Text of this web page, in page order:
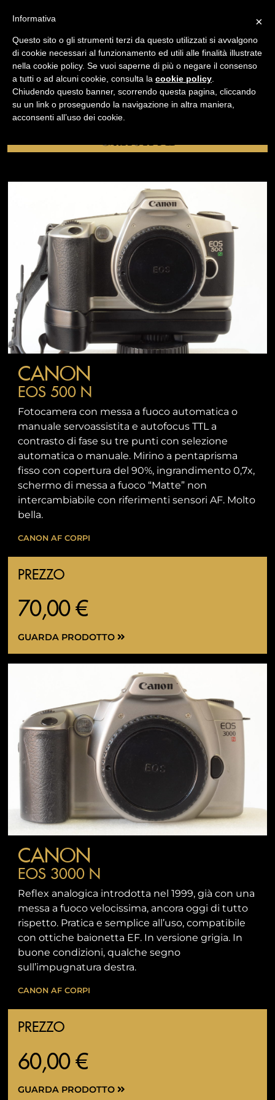
/ USATO CANON AF
NAVIGAZIONE
CANON
EOS 500 N
Fotocamera con messa a fuoco automatica o
manuale servoassistita e autofocus TTL a
contrasto di fase su tre punti con selezione
automatica o manuale. Mirino a pentaprisma
fisso con copertura del 90%, ingrandimento 0,7x,
schermo di messa a fuoco “Matte” non
intercambiabile con riferimenti sensori AF. Molto
bella.
CANON AF CORPI
PREZZO
70,00 €
GUARDA PRODOTTO
CANON
EOS 3000 N
Reflex analogica introdotta nel 1999, già con una
messa a fuoco velocissima, ancora oggi di tutto
rispetto. Pratica e semplice all’uso, compatibile
con ottiche baionetta EF. In versione grigia. In
buone condizioni, qualche segno
sull’impugnatura destra.
CANON AF CORPI
PREZZO
60,00 €
GUARDA PRODOTTO
×
Informativa
Questo sito o gli strumenti terzi da questo utilizzati si avvalgono
di cookie necessari al funzionamento ed utili alle finalità illustrate
nella cookie policy. Se vuoi saperne di più o negare il consenso
a tutti o ad alcuni cookie, consulta la cookie policy
Chiudendo questo banner, scorrendo questa pagina, cliccando
su un link o proseguendo la navigazione in altra maniera,
acconsenti all’uso dei cookie.